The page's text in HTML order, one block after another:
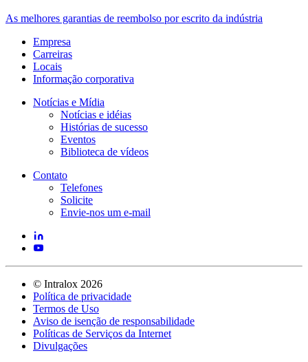
As melhores garantias de reembolso por escrito da indústria
Empresa
Carreiras
Locais
Informação corporativa
Notícias e Mídia
Notícias e idéias
Histórias de sucesso
Eventos
Biblioteca de vídeos
Contato
Telefones
Solicite
Envie-nos um e-mail
© Intralox 2026
Política de privacidade
Termos de Uso
Aviso de isenção de responsabilidade
Políticas de Serviços da Internet
Divulgações